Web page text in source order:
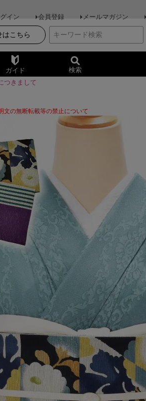
イン
会員登録 メールマガジン
はこちら
ガイド 検索
つきまして
文の無断転載等の禁止について